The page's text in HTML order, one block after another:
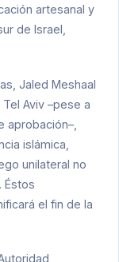
artesanal y
de Israel,
Jaled Meshaal
Aviv –pese a
aprobación–,
islámica,
unilateral no
Éstos
el fin de la